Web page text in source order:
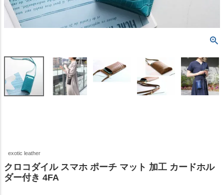
exotic leather
クロコダイル スマホ ポーチ マット 加工 カードホル
ダー付き 4FA